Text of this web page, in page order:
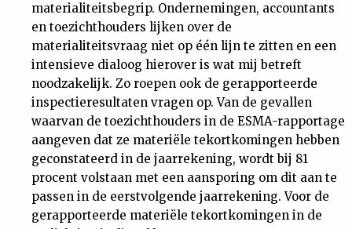
materialiteitsbegrip. Ondernemingen, accountants
en toezichthouders lijken over de
materialiteitsvraag niet op één lijn te zitten en een
intensieve dialoog hierover is wat mij betreft
noodzakelijk. Zo roepen ook de gerapporteerde
inspectieresultaten vragen op. Van de gevallen
waarvan de toezichthouders in de ESMA-rapportage
aangeven dat ze materiële tekortkomingen hebben
geconstateerd in de jaarrekening, wordt bij 81
procent volstaan met een aansporing om dit aan te
passen in de eerstvolgende jaarrekening. Voor de
gerapporteerde materiële tekortkomingen in de